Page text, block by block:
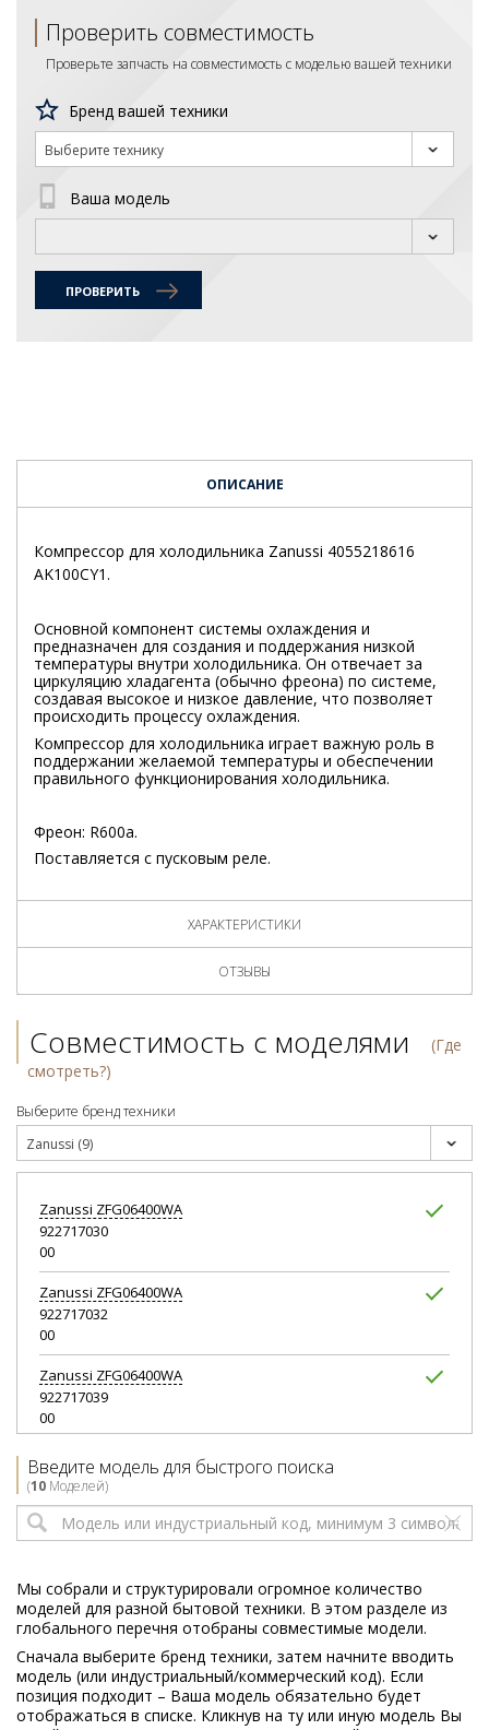
Проверить совместимость
Проверьте запчасть на совместимость с моделью вашей техники
Бренд вашей техники
Выберите технику
Ваша модель
ПРОВЕРИТЬ
ОПИСАНИЕ
Компрессор для холодильника Zanussi 4055218616
AK100CY1.
Основной компонент системы охлаждения и
предназначен для создания и поддержания низкой
температуры внутри холодильника. Он отвечает за
циркуляцию хладагента (обычно фреона) по системе,
создавая высокое и низкое давление, что позволяет
происходить процессу охлаждения.
Компрессор для холодильника играет важную роль в
поддержании желаемой температуры и обеспечении
правильного функционирования холодильника.
Фреон: R600a.
Поставляется с пусковым реле.
ХАРАКТЕРИСТИКИ
ОТЗЫВЫ
Совместимость с моделями
(Где
смотреть?)
Выберите бренд техники
Zanussi (9)
Zanussi ZFG06400WA
922717030
00
Zanussi ZFG06400WA
922717032
00
Zanussi ZFG06400WA
922717039
00
922717041
00
ZanussiZFP18400WA
00
ZanussiZRG10800WA
923421040
00
ZanussiZRG11600WA
Введите модель для быстрого поиска
(10 Моделей)
Мы собрали и структурировали огромное количество
моделей для разной бытовой техники. В этом разделе из
глобального перечня отобраны совместимые модели.
Сначала выберите бренд техники, затем начните вводить
модель (или индустриальный/коммерческий код). Если
позиция подходит – Ваша модель обязательно будет
отображаться в списке. Кликнув на ту или иную модель Вы